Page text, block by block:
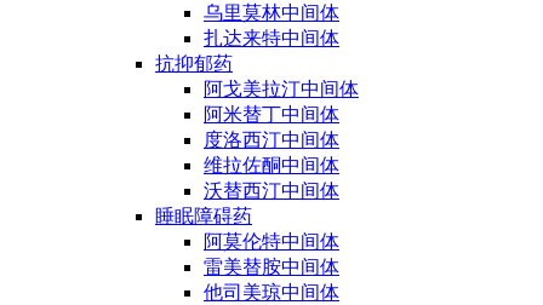
乌里莫林中间体
扎达来特中间体
抗抑郁药
阿戈美拉汀中间体
阿米替丁中间体
度洛西汀中间体
维拉佐酮中间体
沃替西汀中间体
睡眠障碍药
阿莫伦特中间体
雷美替胺中间体
他司美琼中间体